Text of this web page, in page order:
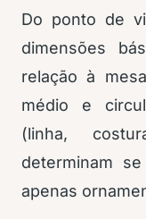
Do ponto de
dimensões
relação à
médio e
(linha,
determinam
apenas